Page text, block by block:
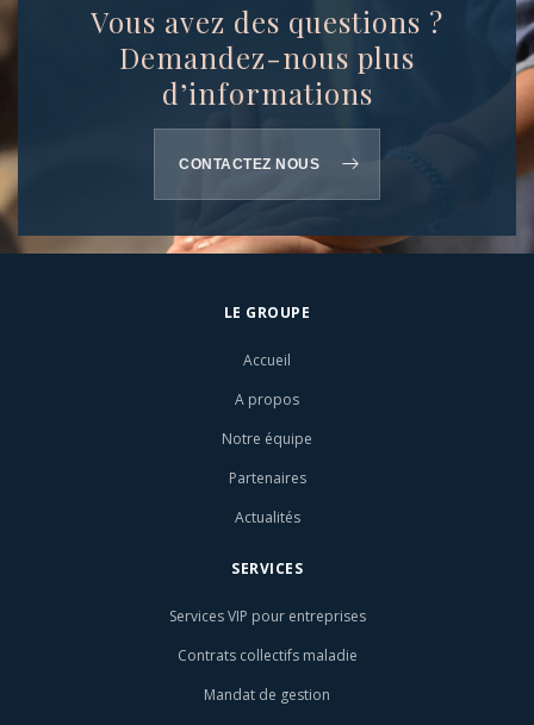
Vous avez des questions ?
Demandez-nous plus
d’informations
CONTACTEZ NOUS
LE GROUPE
Accueil
A propos
Notre équipe
Partenaires
Actualités
SERVICES
Services VIP pour entreprises
Contrats collectifs maladie
Mandat de gestion